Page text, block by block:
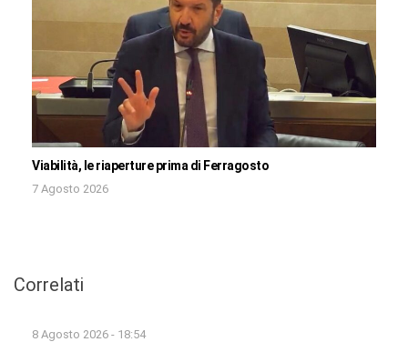
Viabilità, le riaperture prima di Ferragosto
7 Agosto 2026
Correlati
8 Agosto 2026 - 18:54